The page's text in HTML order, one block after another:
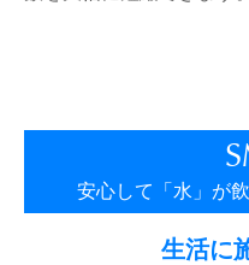
安心して「水」が
生活に